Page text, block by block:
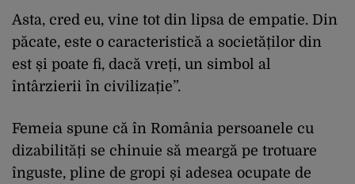
Asta, cred eu, vine tot din lipsa de empatie. Din
păcate, este o caracteristică a societăților din
est și poate fi, dacă vreți, un simbol al
întârzierii în civilizație”.
Femeia spune că în România persoanele cu
dizabilități se chinuie să meargă pe trotuare
înguste, pline de gropi și adesea ocupate de